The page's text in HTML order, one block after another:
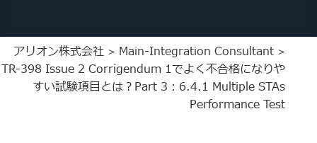
アリオン株式会社 > Main-Integration Consultant >
TR-398 Issue 2 Corrigendum 1でよく不合格になりや
すい試験項目とは？Part 3：6.4.1 Multiple STAs
Performance Test